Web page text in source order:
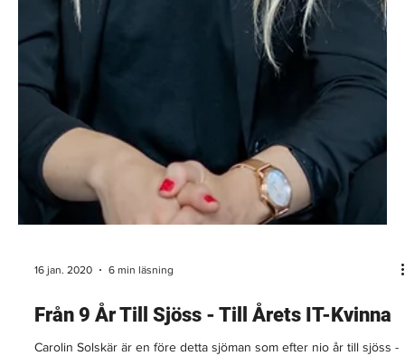
16 jan. 2020 6 min läsning